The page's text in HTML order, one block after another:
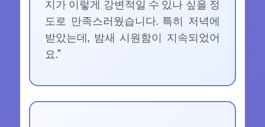
지가 이렇게 강변적일 수 있나 싶을 정
도로 만족스러웠습니다. 특히 저녁에
받았는데, 밤새 시원함이 지속되었어
요.”